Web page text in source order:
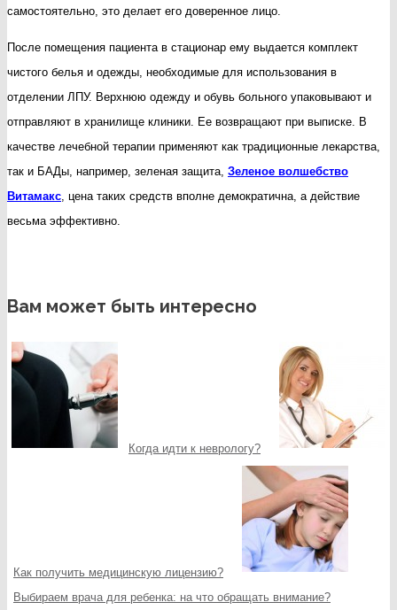
самостоятельно, это делает его доверенное лицо.
После помещения пациента в стационар ему выдается комплект
чистого белья и одежды, необходимые для использования в
отделении ЛПУ. Верхнюю одежду и обувь больного упаковывают и
отправляют в хранилище клиники. Ее возвращают при выписке. В
качестве лечебной терапии применяют как традиционные лекарства,
так и БАДы, например, зеленая защита, Зеленое волшебство
Витамакс , цена таких средств вполне демократична, а действие
весьма эффективно.
Вам может быть интересно
Когда идти к неврологу?
Как получить медицинскую лицензию?
Выбираем врача для ребенка: на что обращать внимание?